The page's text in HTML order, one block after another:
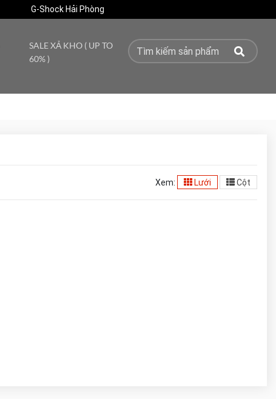
G-Shock Hải Phòng
SALE XẢ KHO ( UP TO
60% )
Xem: Lưới Cột